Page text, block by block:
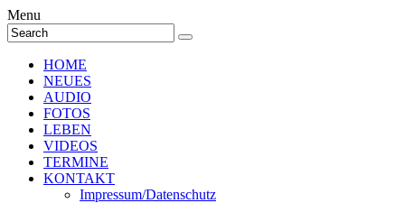
Menu
HOME
NEUES
AUDIO
FOTOS
LEBEN
VIDEOS
TERMINE
KONTAKT
Impressum/Datenschutz